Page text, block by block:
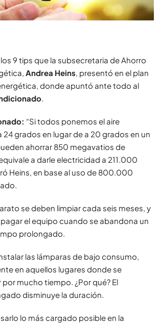
9 tips que la subsecretaria de Ahorro
Andrea Heins, presentó en el plan
donde apuntó ante todo al
.
“Si todos ponemos el aire
grados en lugar de a 20 grados en un
ahorrar 850 megavatios de
a darle electricidad a 211.000
Heins, en base al uso de 800.000
se deben limpiar cada seis meses, y
el equipo cuando se abandona un
prolongado.
las lámparas de bajo consumo,
en aquellos lugares donde se
mucho tiempo. ¿Por qué? El
disminuye la duración.
lo más cargado posible en la